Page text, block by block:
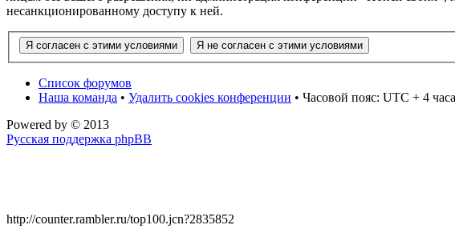
несанкционированному доступу к ней.
Список форумов
Наша команда • Удалить cookies конференции • Часовой пояс: UTC + 4 часа
Powered by © 2013
Русская поддержка phpBB
http://counter.rambler.ru/top100.jcn?2835852